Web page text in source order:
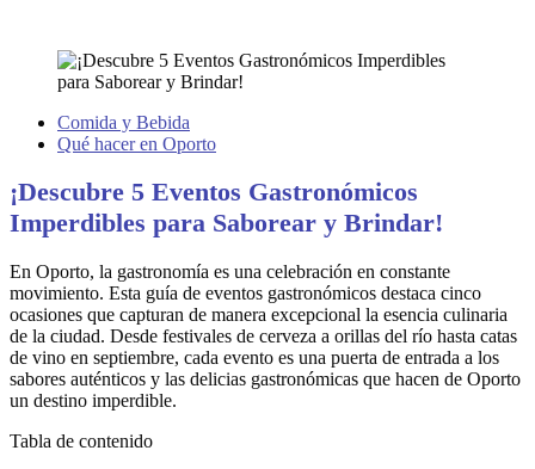
Comida y Bebida
Qué hacer en Oporto
¡Descubre 5 Eventos Gastronómicos
Imperdibles para Saborear y Brindar!
En Oporto, la gastronomía es una celebración en constante
movimiento. Esta guía de eventos gastronómicos destaca cinco
ocasiones que capturan de manera excepcional la esencia culinaria
de la ciudad. Desde festivales de cerveza a orillas del río hasta catas
de vino en septiembre, cada evento es una puerta de entrada a los
sabores auténticos y las delicias gastronómicas que hacen de Oporto
un destino imperdible.
Tabla de contenido